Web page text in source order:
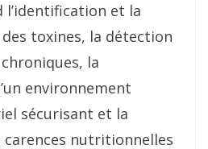
l’identification et la
toxines, la détection
la
environnement
sécurisant et la
nutritionnelles